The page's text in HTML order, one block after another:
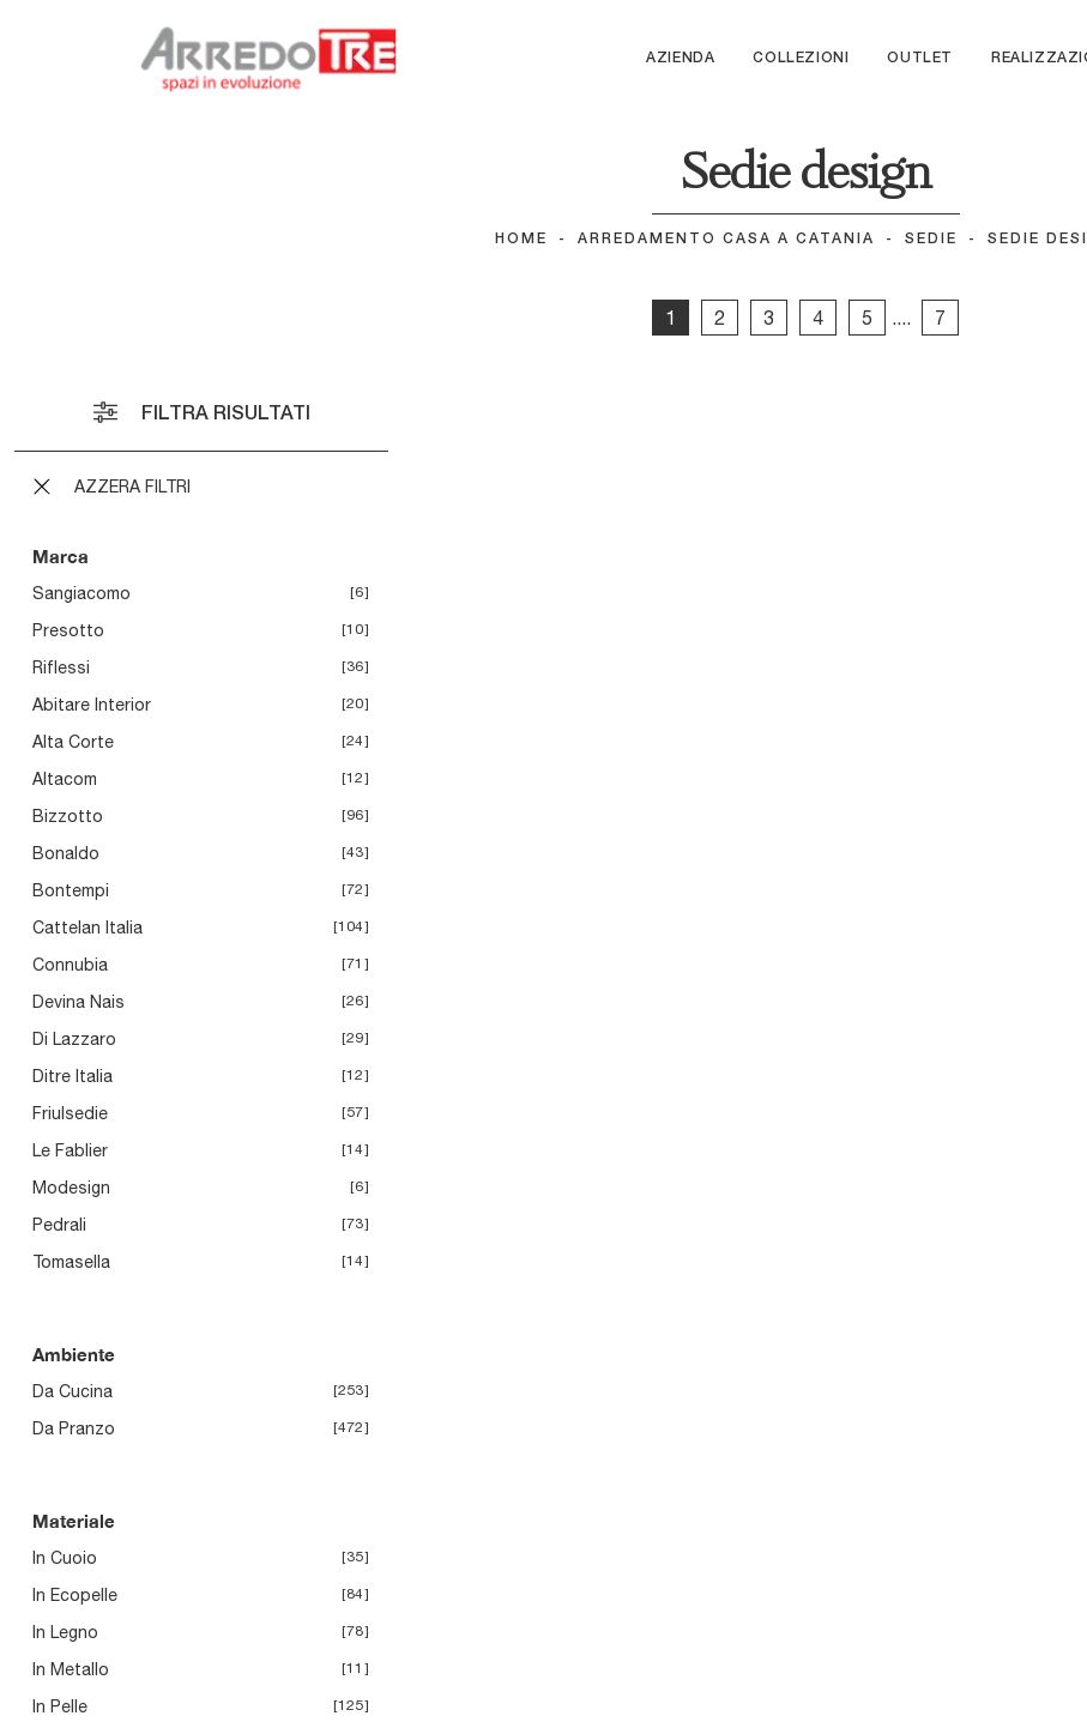
AZIENDA COLLEZIONI OUTLET
Sedie design
HOME - ARREDAMENTO CASA A CATANIA - SEDIE - SEDIE
1 2 3 4 5 .... 7
FILTRA RISULTATI
AZZERA FILTRI
Marca
Sangiacomo 6
Presotto 10
Riflessi 36
Abitare Interior 20
Alta Corte 24
Altacom 12
Bizzotto 96
Bonaldo 43
Bontempi 72
Cattelan Italia 104
Connubia 71
Devina Nais 26
Di Lazzaro 29
Ditre Italia 12
Friulsedie 57
Le Fablier 14
Modesign 6
Pedrali 73
Tomasella 14
Ambiente
Da Cucina 253
Da Pranzo 472
Materiale
In Cuoio 35
In Ecopelle 84
In Legno 78
In Metallo 11
In Pelle 125
Luna